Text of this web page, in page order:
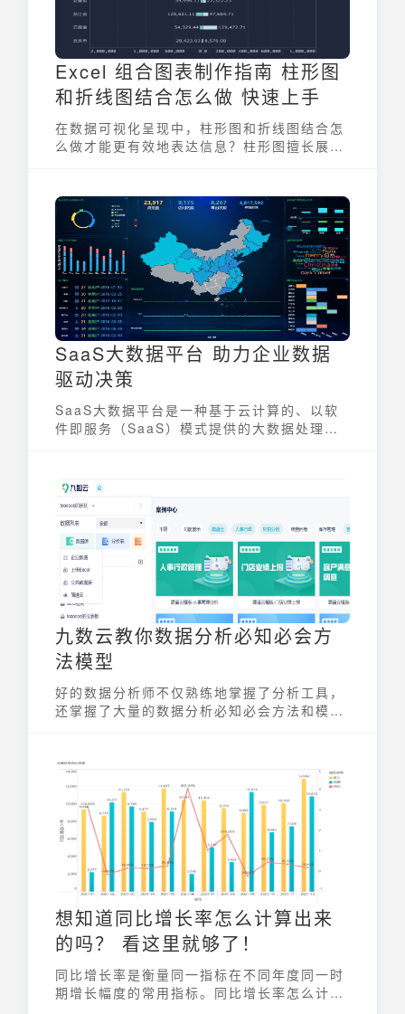
Excel 组合图表制作指南 柱形图
和折线图结合怎么做 快速上手
在数据可视化呈现中，柱形图和折线图结合怎
么做才能更有效地表达信息？柱形图擅长展示
在一起，便可以同时展示数据的量级和变化趋
势，从而更全面、深入地分析数据，发现数据
背后的规律。
SaaS大数据平台 助力企业数据
驱动决策
SaaS大数据平台是一种基于云计算的、以软
件即服务（SaaS）模式提供的大数据处理和
施，只需通过互联网即可按需使用。这种平台
模式降低了企业使用大数据的门槛，使得更多
企业能够利用数据驱动决策，提升运营效率和
竞争力。SaaS大数据平台正日益成为企业数
字化转型的重要支撑。
九数云教你数据分析必知必会方
法模型
好的数据分析师不仅熟练地掌握了分析工具，
还掌握了大量的数据分析必知必会方法和模
析结果的有效性和准确性。
想知道同比增长率怎么计算出来
的吗？ 看这里就够了！
同比增长率是衡量同一指标在不同年度同一时
期增长幅度的常用指标。同比增长率怎么计算